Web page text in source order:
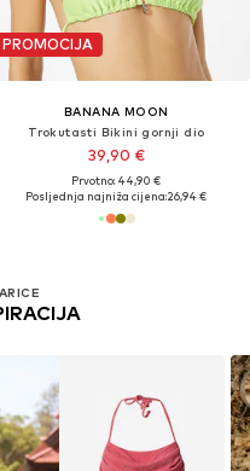
PROMOCIJA
BANANA MOON
Trokutasti Bikini gornji dio
39,90 €
Prvotno: 44,90 €
Posljednja najniža cijena:26,94 €